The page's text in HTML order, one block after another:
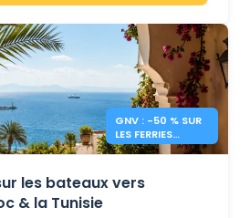
GNV : -50 % SUR
LES FERRIES
MAROC, TUNISIE,
les bateaux vers
& la Tunisie